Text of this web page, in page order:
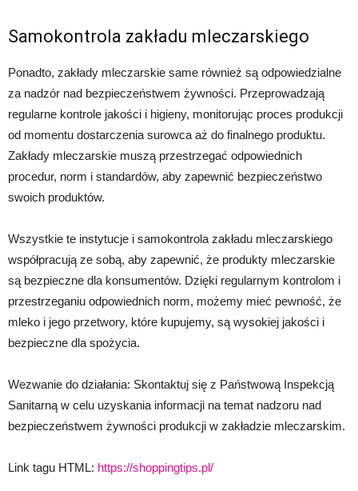
Samokontrola zakładu mleczarskiego
Ponadto, zakłady mleczarskie same również są odpowiedzialne
za nadzór nad bezpieczeństwem żywności. Przeprowadzają
regularne kontrole jakości i higieny, monitorując proces produkcji
od momentu dostarczenia surowca aż do finalnego produktu.
Zakłady mleczarskie muszą przestrzegać odpowiednich
procedur, norm i standardów, aby zapewnić bezpieczeństwo
swoich produktów.
Wszystkie te instytucje i samokontrola zakładu mleczarskiego
współpracują ze sobą, aby zapewnić, że produkty mleczarskie
są bezpieczne dla konsumentów. Dzięki regularnym kontrolom i
przestrzeganiu odpowiednich norm, możemy mieć pewność, że
mleko i jego przetwory, które kupujemy, są wysokiej jakości i
bezpieczne dla spożycia.
Wezwanie do działania: Skontaktuj się z Państwową Inspekcją
Sanitarną w celu uzyskania informacji na temat nadzoru nad
bezpieczeństwem żywności produkcji w zakładzie mleczarskim.
Link tagu HTML: https://shoppingtips.pl/